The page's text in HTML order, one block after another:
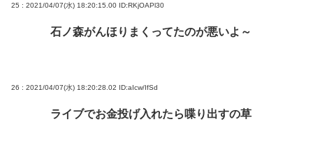
25 : 2021/04/07(水) 18:20:15.00 ID:RKjOAPl30
石ノ森がんほりまくってたのが悪いよ～
26 : 2021/04/07(水) 18:20:28.02 ID:aIcw/IfSd
ライブでお金投げ入れたら喋り出すの草